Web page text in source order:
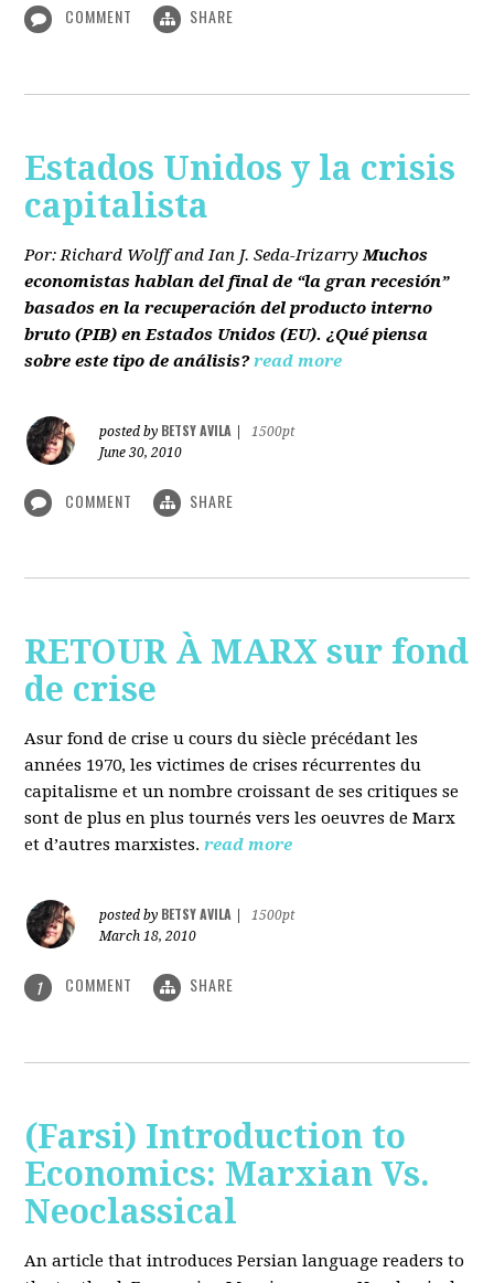
COMMENT SHARE
Estados Unidos y la crisis
capitalista
Por: Richard Wolff and Ian J. Seda-Irizarry Muchos
economistas hablan del final de “la gran recesión”
basados en la recuperación del producto interno
bruto(PIB)en Estados Unidos(EU). ¿Qué piensa
sobre este tipo de análisis? read more
posted by BETSY AVILA
1500pt
June 30, 2010
COMMENT SHARE
RETOUR À MARX sur fond
de crise
Asur fond de crise u cours du siècle précédant les
années 1970, les victimes de crises récurrentes du
capitalisme et un nombre croissant de ses critiques se
sont de plus en plus tournés vers les oeuvres de Marx
et d’autres marxistes. read more
posted by BETSY AVILA
1500pt
March 18, 2010
1 COMMENT SHARE
(Farsi) Introduction to
Economics: Marxian Vs.
Neoclassical
An article that introduces Persian language readers to